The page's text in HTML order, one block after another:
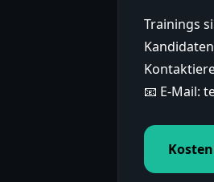
Trainings
📧 E-Mail: